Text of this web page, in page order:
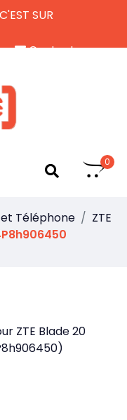
SUR
Contactez-nous
0
Téléphone
ZTE